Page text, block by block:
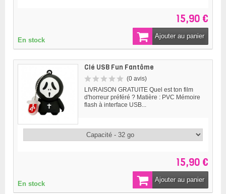
15,90 €
En stock
Ajouter au panier
Clé USB Fun Fantôme
(0 avis)
LIVRAISON GRATUITE Quel est ton film
d'horreur préféré ? Matière : PVC Mémoire
flash à interface USB...
15,90 €
En stock
Ajouter au panier